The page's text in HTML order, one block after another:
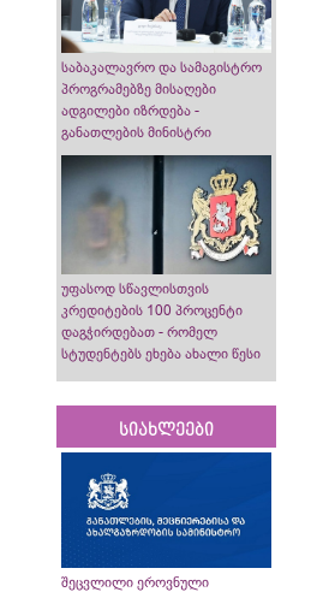
საბაკალავრო და სამაგისტრო
პროგრამებზე მისაღები
ადგილები იზრდება -
განათლების მინისტრი
უფასოდ სწავლისთვის
კრედიტების 100 პროცენტი
დაგჭირდებათ - რომელ
სტუდენტებს ეხება ახალი წესი
სიახლეები
შეცვლილი ეროვნული